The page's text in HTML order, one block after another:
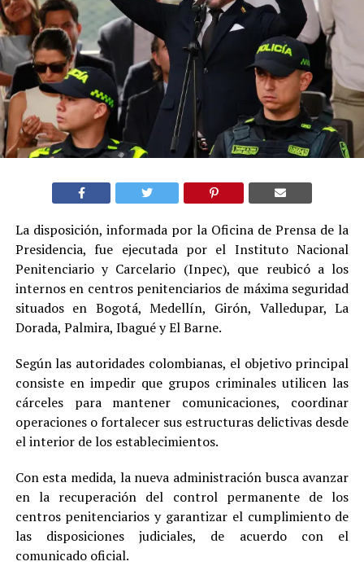
La disposición, informada por la Oficina de Prensa de la
Presidencia, fue ejecutada por el Instituto Nacional
Penitenciario y Carcelario (Inpec), que reubicó a los
internos en centros penitenciarios de máxima seguridad
situados en Bogotá, Medellín, Girón, Valledupar, La
Dorada, Palmira, Ibagué y El Barne.
Según las autoridades colombianas, el objetivo principal
consiste en impedir que grupos criminales utilicen las
cárceles para mantener comunicaciones, coordinar
operaciones o fortalecer sus estructuras delictivas desde
el interior de los establecimientos.
Con esta medida, la nueva administración busca avanzar
en la recuperación del control permanente de los
centros penitenciarios y garantizar el cumplimiento de
las disposiciones judiciales, de acuerdo con el
comunicado oficial.